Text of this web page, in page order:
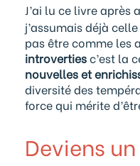
J’ai lu ce livre après
j’assumais déjà
pas être comme les
introvertiesc’est la
nouvelles et
diversité des
force qui mérite
Deviens